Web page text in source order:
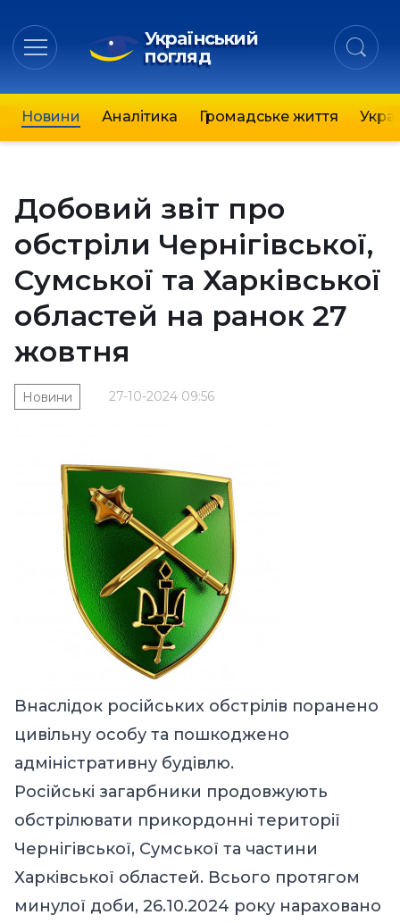
Український
погляд
Новини Аналітика Громадське життя
Добовий звіт про
обстріли Чернігівської,
Сумської та Харківської
областей на ранок 27
жовтня
27-10-2024 09:56
Новини
Внаслідок російських обстрілів поранено
цивільну особу та пошкоджено
адміністративну будівлю.
Російські загарбники продовжують
обстрілювати прикордонні території
Чернігівської, Сумської та частини
Харківської областей. Всього протягом
минулої доби, 26.10.2024 року нараховано